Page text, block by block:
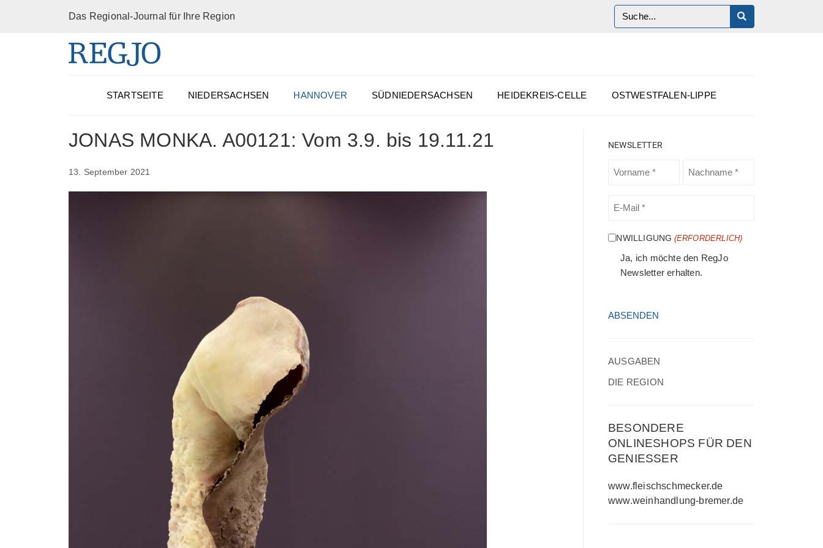
Das Regional-Journal für Ihre Region
STARTSEITE NIEDERSACHSEN HANNOVER SÜDNIEDERSACHSEN HEIDEKREIS-CELLE OSTWESTFALEN-LIPPE
JONAS MONKA. A00121: Vom 3.9. bis 19.11.21
13. September 2021
NEWSLETTER
(ERFORDERLICH)
EINWILLIGUNG (ERFORDERLICH)
Ja, ich möchte den RegJo
Newsletter erhalten.
(ERFORDERLICH)
AUSGABEN
DIE REGION
BESONDERE
ONLINESHOPS FÜR DEN
GENIESSER
www.fleischschmecker.de
www.weinhandlung-bremer.de